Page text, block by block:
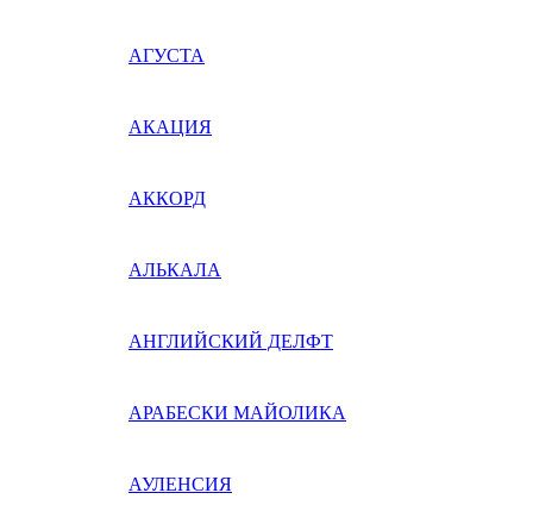
АГУСТА
АКАЦИЯ
АККОРД
АЛЬКАЛА
АНГЛИЙСКИЙ ДЕЛФТ
АРАБЕСКИ МАЙОЛИКА
АУЛЕНСИЯ